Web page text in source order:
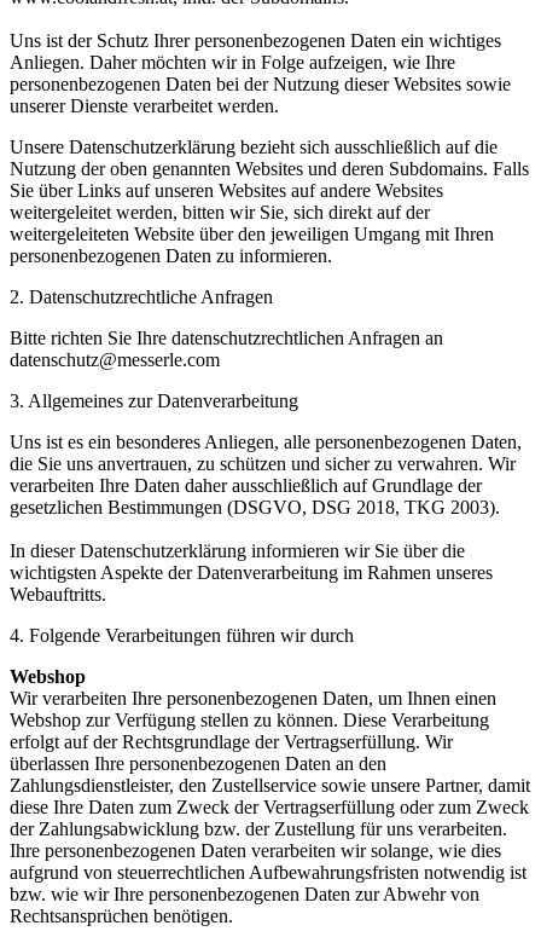
Uns ist der Schutz Ihrer personenbezogenen Daten ein wichtiges
Anliegen. Daher möchten wir in Folge aufzeigen, wie Ihre
personenbezogenen Daten bei der Nutzung dieser Websites sowie
unserer Dienste verarbeitet werden.
Unsere Datenschutzerklärung bezieht sich ausschließlich auf die
Nutzung der oben genannten Websites und deren Subdomains. Falls
Sie über Links auf unseren Websites auf andere Websites
weitergeleitet werden, bitten wir Sie, sich direkt auf der
weitergeleiteten Website über den jeweiligen Umgang mit Ihren
personenbezogenen Daten zu informieren.
2. Datenschutzrechtliche Anfragen
Bitte richten Sie Ihre datenschutzrechtlichen Anfragen an
datenschutz@messerle.com
3. Allgemeines zur Datenverarbeitung
Uns ist es ein besonderes Anliegen, alle personenbezogenen Daten,
die Sie uns anvertrauen, zu schützen und sicher zu verwahren. Wir
verarbeiten Ihre Daten daher ausschließlich auf Grundlage der
gesetzlichen Bestimmungen (DSGVO, DSG 2018, TKG 2003).
In dieser Datenschutzerklärung informieren wir Sie über die
wichtigsten Aspekte der Datenverarbeitung im Rahmen unseres
Webauftritts.
4. Folgende Verarbeitungen führen wir durch
Webshop
Wir verarbeiten Ihre personenbezogenen Daten, um Ihnen einen
Webshop zur Verfügung stellen zu können. Diese Verarbeitung
erfolgt auf der Rechtsgrundlage der Vertragserfüllung. Wir
überlassen Ihre personenbezogenen Daten an den
Zahlungsdienstleister, den Zustellservice sowie unsere Partner, damit
diese Ihre Daten zum Zweck der Vertragserfüllung oder zum Zweck
der Zahlungsabwicklung bzw. der Zustellung für uns verarbeiten.
Ihre personenbezogenen Daten verarbeiten wir solange, wie dies
aufgrund von steuerrechtlichen Aufbewahrungsfristen notwendig ist
bzw. wie wir Ihre personenbezogenen Daten zur Abwehr von
Rechtsansprüchen benötigen.